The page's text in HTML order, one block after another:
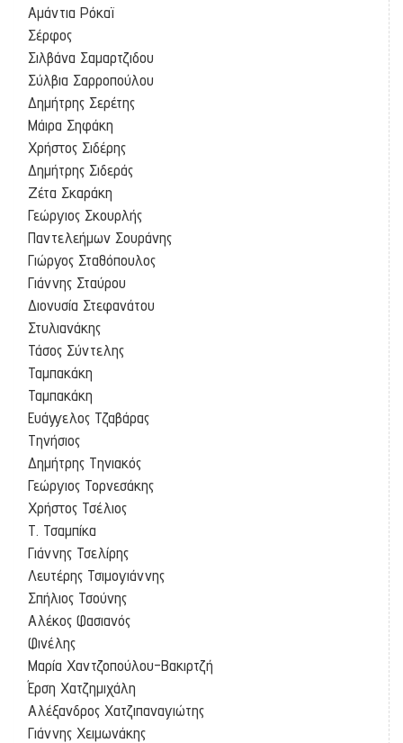
Αμάντια Ρόκαϊ
Σέρφος
Σιλβάνα Σαμαρτζιδου
Σύλβια Σαρροπούλου
Δημήτρης Σερέτης
Μάιρα Σηφάκη
Χρήστος Σιδέρης
Δημήτρης Σιδεράς
Ζέτα Σκαράκη
Γεώργιος Σκουρλής
Παντελεήμων Σουράνης
Γιώργος Σταθόπουλος
Γιάννης Σταύρου
Διονυσία Στεφανάτου
Στυλιανάκης
Τάσος Σύντελης
Ταμπακάκη
Ταμπακάκη
Ευάγγελος Τζαβάρας
Τηνήσιος
Δημήτρης Τηνιακός
Γεώργιος Τορνεσάκης
Χρήστος Τσέλιος
Τ. Τσαμπίκα
Γιάννης Τσελίρης
Λευτέρης Τσιμογιάννης
Σπήλιος Τσούνης
Αλέκος Φασιανός
Φινέλης
Μαρία Χαντζοπούλου-Βακιρτζή
Έρση Χατζημιχάλη
Αλέξανδρος Χατζιπαναγιώτης
Γιάννης Χειμωνάκης